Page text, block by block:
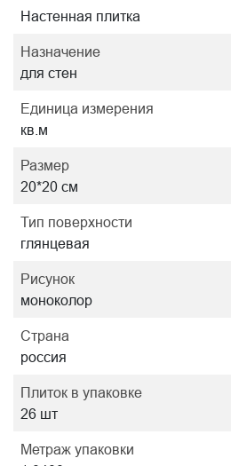
Настенная плитка
Назначение
для стен
Единица измерения
кв.м
Размер
20*20 см
Тип поверхности
глянцевая
Рисунок
моноколор
Страна
россия
Плиток в упаковке
26 шт
Метраж упаковки